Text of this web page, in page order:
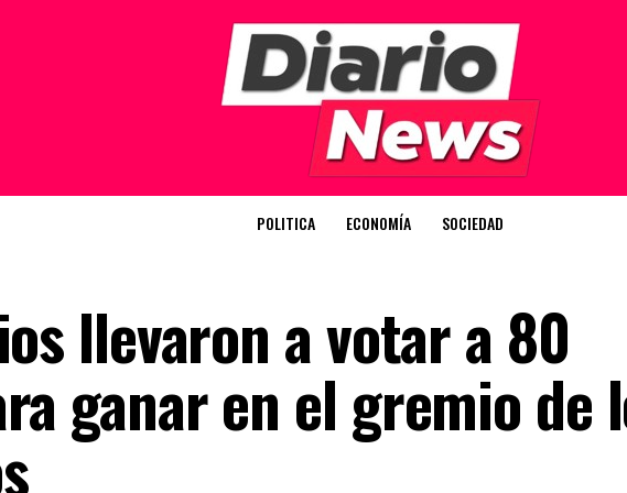
POLITICA ECONOMÍA SOCIEDAD
llevaron a votar a 80
ganar en el gremio de